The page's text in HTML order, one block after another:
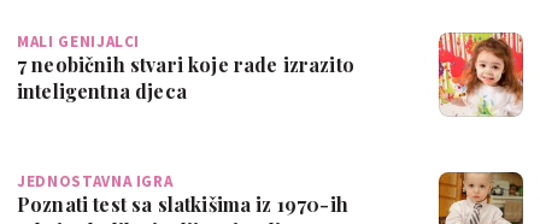
MALI GENIJALCI
7 neobičnih stvari koje rade izrazito
inteligentna djeca
JEDNOSTAVNA IGRA
Poznati test sa slatkišima iz 1970-ih